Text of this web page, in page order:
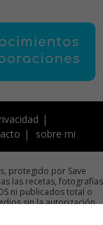
sobre mi
protegido por Save
las recetas, fotografías
ni publicados total o
sin la autorización